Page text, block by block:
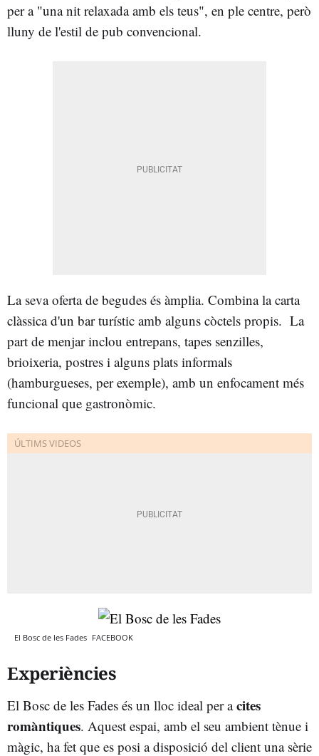
per a "una nit relaxada amb els teus", en ple centre, però
lluny de l'estil de pub convencional.
La seva oferta de begudes és àmplia. Combina la carta
clàssica d'un bar turístic amb alguns còctels propis. La
part de menjar inclou entrepans, tapes senzilles,
brioixeria, postres i alguns plats informals
(hamburgueses, per exemple), amb un enfocament més
funcional que gastronòmic.
El Bosc de les Fades FACEBOOK
Experiències
El Bosc de les Fades és un lloc ideal per acites
romàntiques. Aquest espai, amb el seu ambient tènue i
màgic, ha fet que es posi a disposició del client una sèrie